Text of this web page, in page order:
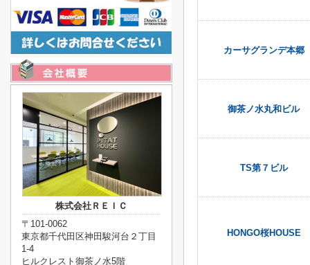
カーサグランデ本郷
御茶ノ水丸和ビル
TS第７ビル
HONGO桜HOUSE
株式会社ＲＥＩＣ
〒101-0062
東京都千代田区神田駿河台２丁目
1-4
ヒルクレスト御茶ノ水5階